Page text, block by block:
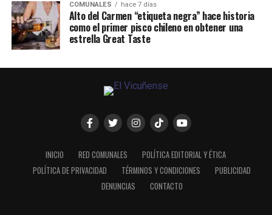
COMUNALES hace 7 días
Alto del Carmen “etiqueta negra” hace historia
como el primer pisco chileno en obtener una
estrella Great Taste
INICIO RED COMUNALES
POLÍTICA EDITORIAL Y ÉTICA
POLÍTICA DE PRIVACIDAD
TÉRMINOS Y CONDICIONES
PUBLICIDAD
DENUNCIAS
CONTACTO